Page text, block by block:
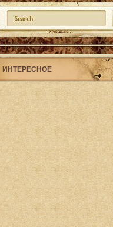
ИНТЕРЕСНОЕ